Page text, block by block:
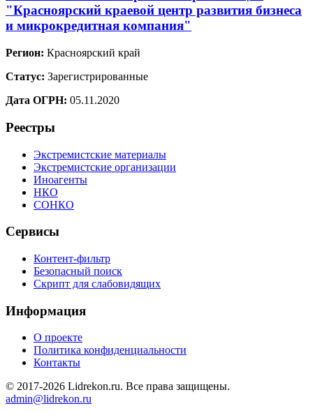
"Красноярский краевой центр развития бизнеса
и микрокредитная компания"
Регион: Красноярский край
Статус: Зарегистрированные
Дата ОГРН: 05.11.2020
Реестры
Экстремистские материалы
Экстремистские организации
Иноагенты
НКО
СОНКО
Сервисы
Контент-фильтр
Безопасный поиск
Скрипт для слабовидящих
Информация
О проекте
Политика конфиденциальности
Контакты
© 2017-2026 Lidrekon.ru. Все права защищены.
admin@lidrekon.ru